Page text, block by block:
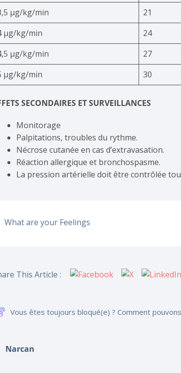
μg/kg/min
21
μg/kg/min
24
μg/kg/min
27
μg/kg/min
30
SECONDAIRES ET SURVEILLANCES
Monitorage
Palpitations, troubles du rythme.
Nécrose cutanée en cas d’extravasation.
Réaction allergique et bronchospasme.
La pression artérielle doit être contrôlée
What are your Feelings
This Article :
Vous êtes toujours bloqué(e) ? Comment
Narcan